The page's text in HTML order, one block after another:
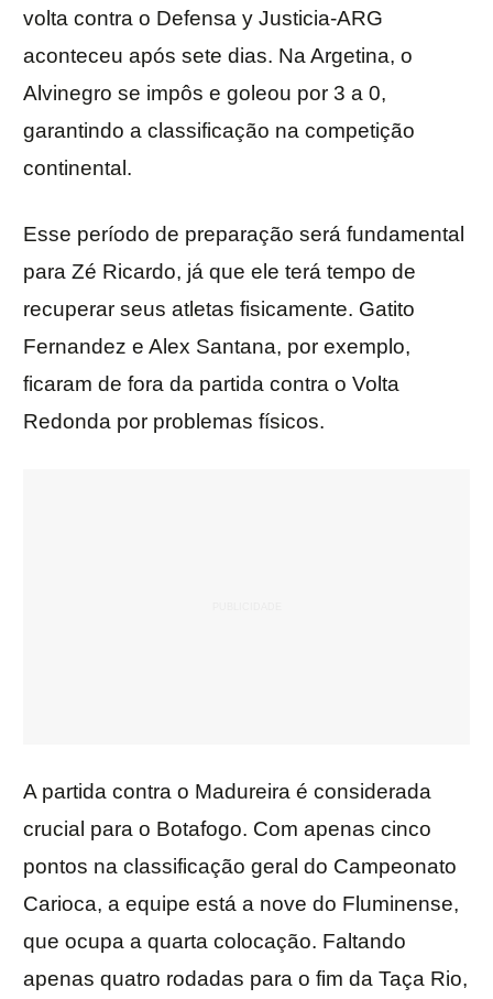
volta contra o Defensa y Justicia-ARG
aconteceu após sete dias. Na Argetina, o
Alvinegro se impôs e goleou por 3 a 0,
garantindo a classificação na competição
continental.
Esse período de preparação será fundamental
para Zé Ricardo, já que ele terá tempo de
recuperar seus atletas fisicamente. Gatito
Fernandez e Alex Santana, por exemplo,
ficaram de fora da partida contra o Volta
Redonda por problemas físicos.
A partida contra o Madureira é considerada
crucial para o Botafogo. Com apenas cinco
pontos na classificação geral do Campeonato
Carioca, a equipe está a nove do Fluminense,
que ocupa a quarta colocação. Faltando
apenas quatro rodadas para o fim da Taça Rio,